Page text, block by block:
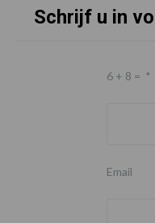
Schrijf u in
6 + 8 = *
Email